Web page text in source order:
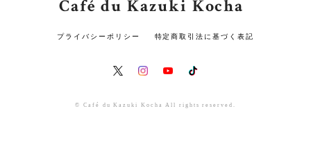
Café du Kazuki Kocha
プライバシーポリシー 特定商取引法に基づく表記
© Café du Kazuki Kocha All rights reserved.